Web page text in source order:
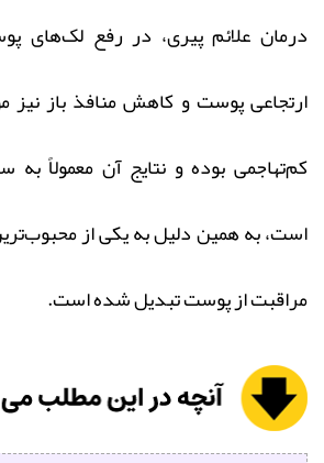
درمان علائم پیری، در رفع لک‌های
ارتجاعی پوست و کاهش منافذ باز
کم‌تهاجمی بوده و نتایج آن معمولاً
است، به همین دلیل به یکی از
مراقبت از پوست تبدیل شده است.